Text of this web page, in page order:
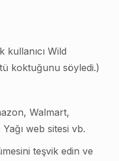
Wild
koktuğunu söyledi.)
Walmart,
web sitesi vb.
teşvik edin ve